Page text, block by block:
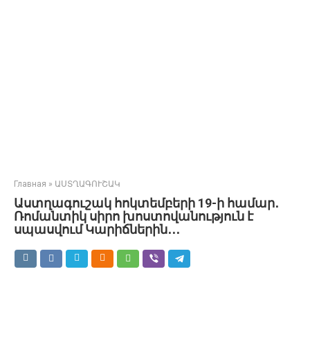
Главная » ԱՍՏՂԱԳՈՒՇԱԿ
Աստղագուշակ հոկտեմբերի 19-ի համար․
Ռոմանտիկ սիրո խոստովանություն է
սպասվում Կարիճներին․․․